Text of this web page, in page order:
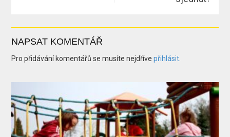
NAPSAT KOMENTÁŘ
Pro přidávání komentářů se musíte nejdřívepřihlásit